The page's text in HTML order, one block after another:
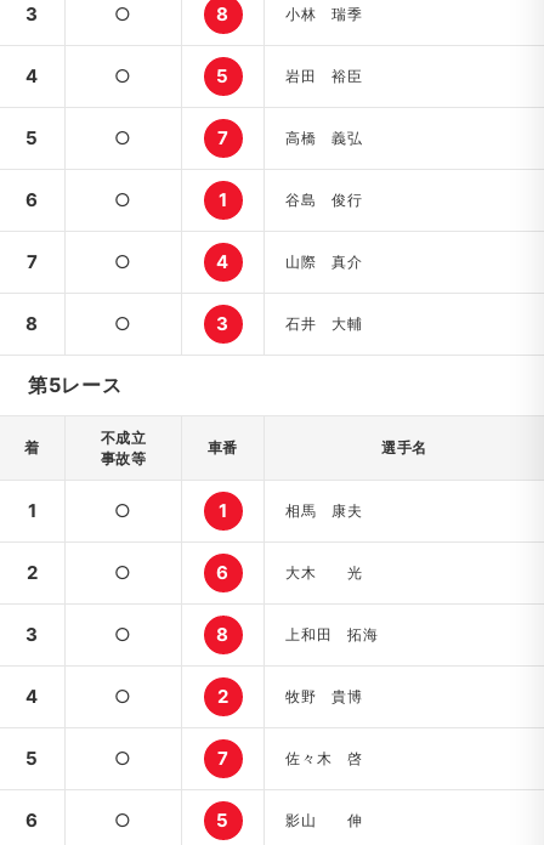
3 ○ 8 小林 瑞季
4 ○ 5 岩田 裕臣
5 ○ 7 高橋 義弘
6 ○ 1 谷島 俊行
7 ○ 4 山際 真介
8 ○ 3 石井 大輔
第5レース
着
不成立
事故等
車番 選手名
1 ○ 1 相馬 康夫
2 ○ 6 大木 光
3 ○ 8 上和田 拓海
4 ○ 2 牧野 貴博
5 ○ 7 佐々木 啓
6 ○ 5 影山 伸